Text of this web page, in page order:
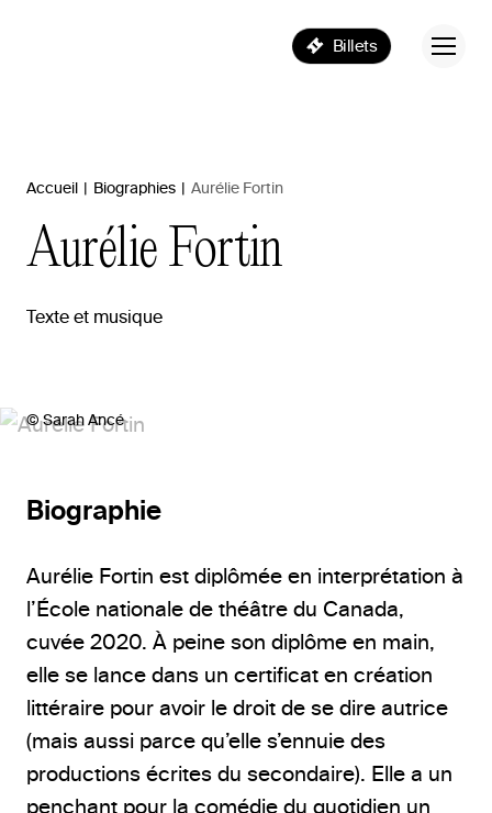
Billets
Accueil | Biographies | Aurélie Fortin
Aurélie Fortin
Texte et musique
© Sarah Ancé
Biographie
Aurélie Fortin est diplômée en interprétation à
l’École nationale de théâtre du Canada,
cuvée 2020. À peine son diplôme en main,
elle se lance dans un certificat en création
littéraire pour avoir le droit de se dire autrice
(mais aussi parce qu’elle s’ennuie des
productions écrites du secondaire). Elle a un
penchant pour la comédie du quotidien un